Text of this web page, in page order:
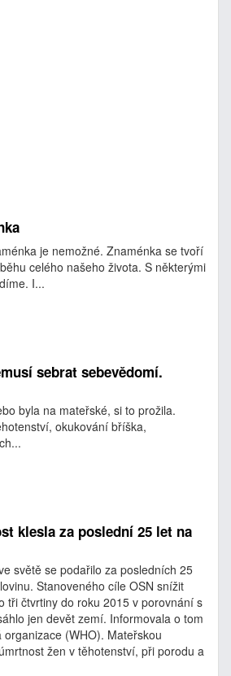
je nemožné. Znaménka se tvoří
celého našeho života. S některými
I...
sebrat sebevědomí.
byla na mateřské, si to prožila.
okukování bříška,
klesla za poslední 25 let na
světě se podařilo za posledních 25
Stanoveného cíle OSN snížit
tři čtvrtiny do roku 2015 v porovnání s
jen devět zemí. Informovala o tom
(WHO). Mateřskou
žen v těhotenství, při porodu a